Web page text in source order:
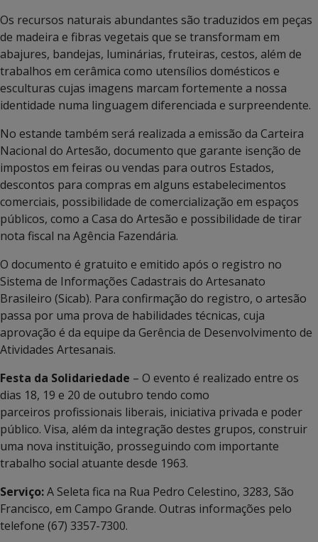
Os recursos naturais abundantes são traduzidos em peças
de madeira e fibras vegetais que se transformam em
abajures, bandejas, luminárias, fruteiras, cestos, além de
trabalhos em cerâmica como utensílios domésticos e
esculturas cujas imagens marcam fortemente a nossa
identidade numa linguagem diferenciada e surpreendente.
No estande também será realizada a emissão da Carteira
Nacional do Artesão, documento que garante isenção de
impostos em feiras ou vendas para outros Estados,
descontos para compras em alguns estabelecimentos
comerciais, possibilidade de comercialização em espaços
públicos, como a Casa do Artesão e possibilidade de tirar
nota fiscal na Agência Fazendária.
O documento é gratuito e emitido após o registro no
Sistema de Informações Cadastrais do Artesanato
Brasileiro (Sicab). Para confirmação do registro, o artesão
passa por uma prova de habilidades técnicas, cuja
aprovação é da equipe da Gerência de Desenvolvimento de
Atividades Artesanais.
Festa da Solidariedade – O evento é realizado entre os
dias 18, 19 e 20 de outubro tendo como
parceiros profissionais liberais, iniciativa privada e poder
público. Visa, além da integração destes grupos, construir
uma nova instituição, prosseguindo com importante
trabalho social atuante desde 1963.
Serviço:A Seleta fica na Rua Pedro Celestino, 3283, São
Francisco, em Campo Grande. Outras informações pelo
telefone (67) 3357-7300.